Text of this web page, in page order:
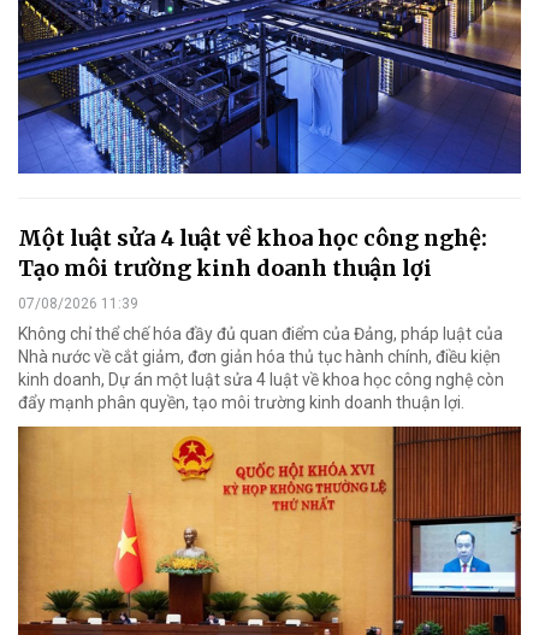
Một luật sửa 4 luật về khoa học công nghệ:
Tạo môi trường kinh doanh thuận lợi
07/08/2026 11:39
Không chỉ thể chế hóa đầy đủ quan điểm của Đảng, pháp luật của
Nhà nước về cắt giảm, đơn giản hóa thủ tục hành chính, điều kiện
kinh doanh, Dự án một luật sửa 4 luật về khoa học công nghệ còn
đẩy mạnh phân quyền, tạo môi trường kinh doanh thuận lợi.